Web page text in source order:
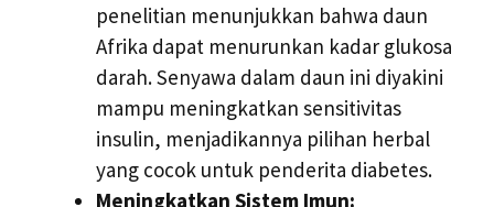
penelitian menunjukkan bahwa daun
Afrika dapat menurunkan kadar glukosa
darah. Senyawa dalam daun ini diyakini
mampu meningkatkan sensitivitas
insulin, menjadikannya pilihan herbal
yang cocok untuk penderita diabetes.
Meningkatkan Sistem Imun: